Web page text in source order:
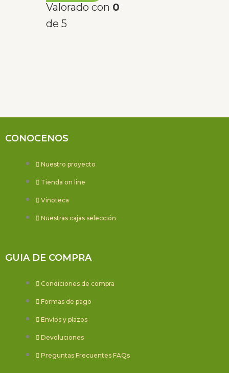
Valorado con 0
de 5
CONOCENOS
Nuestro proyecto
Tienda on line
Vinoteca
Nuestras cajas selección
GUIA DE COMPRA
Condiciones de compra
Formas de pago
Envíos y plazos
Devoluciones
Preguntas Frecuentes FAQs